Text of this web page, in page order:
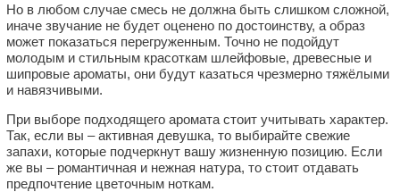
Но в любом случае смесь не должна быть слишком сложной,
иначе звучание не будет оценено по достоинству, а образ
может показаться перегруженным. Точно не подойдут
молодым и стильным красоткам шлейфовые, древесные и
шипровые ароматы, они будут казаться чрезмерно тяжёлыми
и навязчивыми.
При выборе подходящего аромата стоит учитывать характер.
Так, если вы – активная девушка, то выбирайте свежие
запахи, которые подчеркнут вашу жизненную позицию. Если
же вы – романтичная и нежная натура, то стоит отдавать
предпочтение цветочным ноткам.